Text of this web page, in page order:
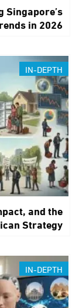
Singapore’s
in 2026
IN-DEPTH
and the
Strategy
IN-DEPTH